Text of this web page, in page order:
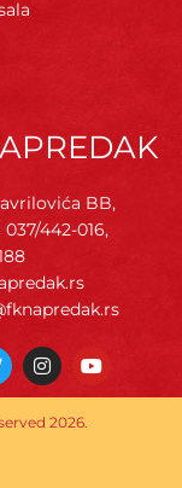
BB,
037/442-016,
I
n
s
t
a
Y
o
u
2026.